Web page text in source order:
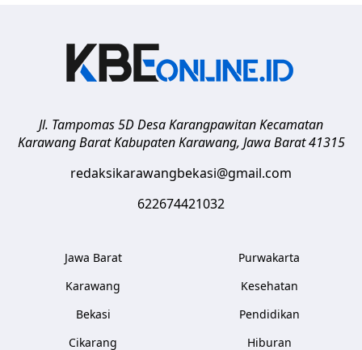
Jl. Tampomas 5D Desa Karangpawitan Kecamatan
Karawang Barat Kabupaten Karawang, Jawa Barat 41315
redaksikarawangbekasi@gmail.com
622674421032
Jawa Barat
Karawang
Bekasi
Cikarang
Purwakarta
Kesehatan
Pendidikan
Hiburan